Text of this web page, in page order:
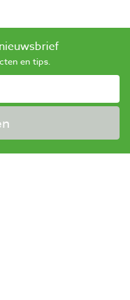
en tips.